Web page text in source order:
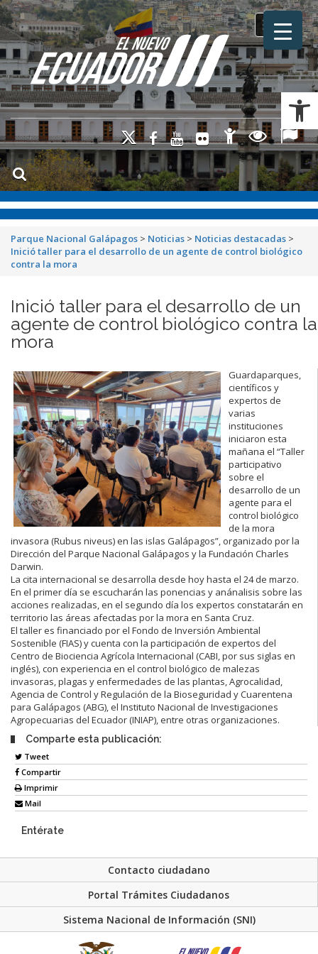
Toggle
Parque Nacional Galápagos > Noticias > Noticias destacadas >
Inició taller para el desarrollo de un agente de control biológico
contra la mora
Inició taller para el desarrollo de un
agente de control biológico contra la
mora
Guardaparques,
científicos y
expertos de
varias
instituciones
iniciaron esta
mañana el “Taller
participativo
sobre el
desarrollo de un
agente para el
control biológico
de la mora
invasora (Rubus niveus) en las islas Galápagos”, organizado por la
Dirección del Parque Nacional Galápagos y la Fundación Charles
Darwin.
La cita internacional se desarrolla desde hoy hasta el 24 de marzo.
En el primer día se escucharán las ponencias y anánalisis sobre las
acciones realizadas, en el segundo día los expertos constatarán en
territorio las áreas afectadas por la mora en Santa Cruz.
El taller es financiado por el Fondo de Inversión Ambiental
Sostenible (FIAS) y cuenta con la participación de expertos del
Centro de Biociencia Agrícola Internacional (CABI, por sus siglas en
inglés), con experiencia en el control biológico de malezas
invasoras, plagas y enfermedades de las plantas, Agrocalidad,
Agencia de Control y Regulación de la Bioseguridad y Cuarentena
para Galápagos (ABG), el Instituto Nacional de Investigaciones
Agropecuarias del Ecuador (INIAP), entre otras organizaciones.
Comparte esta publicación:
Tweet
Compartir
Imprimir
Mail
Entérate
Contacto ciudadano
Portal Trámites Ciudadanos
Sistema Nacional de Información (SNI)